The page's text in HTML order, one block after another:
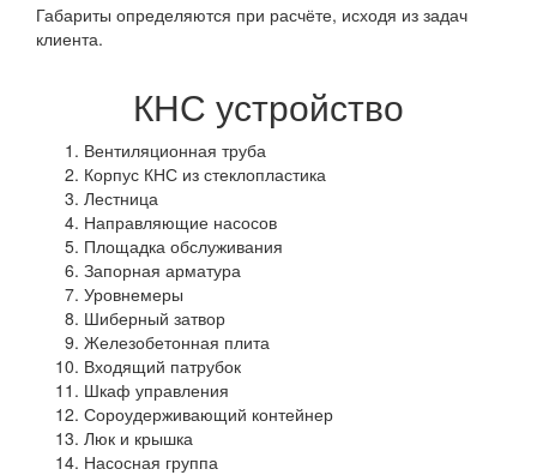
Габариты определяются при расчёте, исходя из задач
клиента.
КНС устройство
Вентиляционная труба
Корпус КНС из стеклопластика
Лестница
Направляющие насосов
Площадка обслуживания
Запорная арматура
Уровнемеры
Шиберный затвор
Железобетонная плита
Входящий патрубок
Шкаф управления
Сороудерживающий контейнер
Люк и крышка
Насосная группа